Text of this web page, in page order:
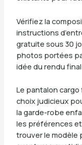
Vérifiez la
instructions
gratuite sous 30
photos portées
idée du rendu
Le pantalon cargo
choix judicieux
la garde-robe
les préférences
trouver le modèle